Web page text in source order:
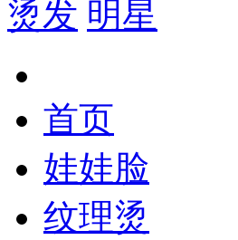
烫发 明星
首页
娃娃脸
纹理烫